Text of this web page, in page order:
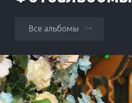
Все альбомы